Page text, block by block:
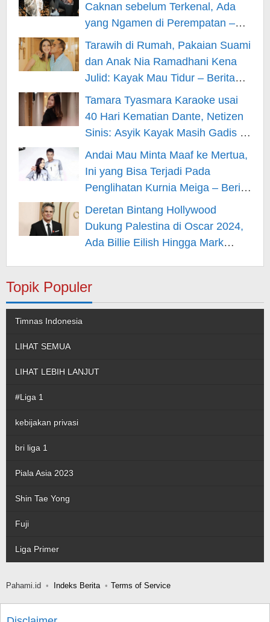
Caknan sebelum Terkenal, Ada
yang Ngamen di Perempatan –
Berita Hiburan
Tarawih di Rumah, Pakaian Suami
dan Anak Nia Ramadhani Kena
Julid: Kayak Mau Tidur – Berita
Hiburan
Tamara Tyasmara Karaoke usai
40 Hari Kematian Dante, Netizen
Sinis: Asyik Kayak Masih Gadis –
Berita Hiburan
Andai Mau Minta Maaf ke Mertua,
Ini yang Bisa Terjadi Pada
Penglihatan Kurnia Meiga – Berita
Hiburan
Deretan Bintang Hollywood
Dukung Palestina di Oscar 2024,
Ada Billie Eilish Hingga Mark
Topik Populer
Timnas Indonesia
LIHAT SEMUA
LIHAT LEBIH LANJUT
#Liga 1
kebijakan privasi
bri liga 1
Piala Asia 2023
Shin Tae Yong
Fuji
Liga Primer
Pahami.id Indeks Berita Terms of Service